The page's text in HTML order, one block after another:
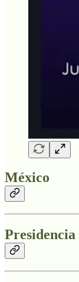
México
Presidencia